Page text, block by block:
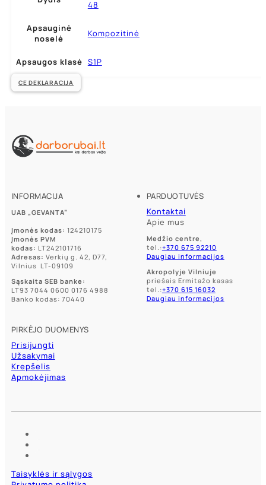
48
Apsauginė
noselė
Kompozitinė
Apsaugos klasė S1P
CE DEKLARACIJA
INFORMACIJA
UAB „GEVANTA”
Įmonės kodas: 124210175
Įmonės PVM
kodas: LT242101716
Adresas: Verkių g. 42, D77,
Vilnius LT-09109
Sąskaita SEB banke:
LT93 7044 0600 0176 4988
Banko kodas: 70440
PARDUOTUVĖS
Kontaktai
Apie mus
Medžio centre,
tel.:+370 675 92210
Daugiau informacijos
Akropolyje Vilniuje
priešais Ermitažo kasas
tel.:+370 615 16032
Daugiau informacijos
PIRKĖJO DUOMENYS
Prisijungti
Užsakymai
Krepšelis
Apmokėjimas
Taisyklės ir sąlygos